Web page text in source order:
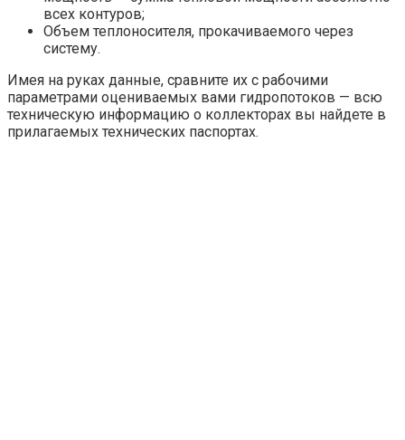
всех контуров;
Объем теплоносителя, прокачиваемого через
систему.
Имея на руках данные, сравните их с рабочими
параметрами оцениваемых вами гидропотоков — всю
техническую информацию о коллекторах вы найдете в
прилагаемых технических паспортах.